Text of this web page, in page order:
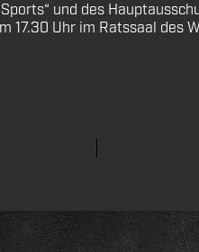
und des
17.30 Uhr im Ratssaal des